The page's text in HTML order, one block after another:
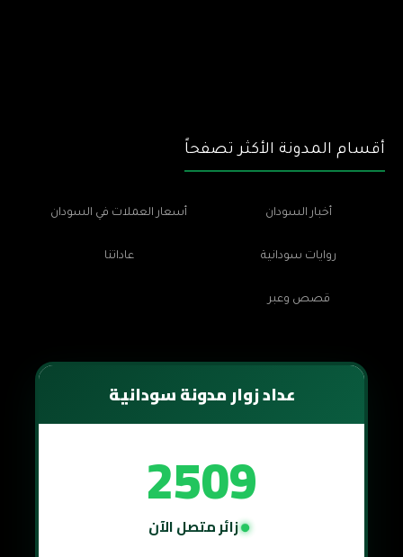
أقسام المدونة الأكثر تصفحاً
أخبار السودان أسعار العملات في السودان
روايات سودانية عاداتنا
قصص وعبر
عداد زوار مدونة سودانية
2509
زائر متصل الآن